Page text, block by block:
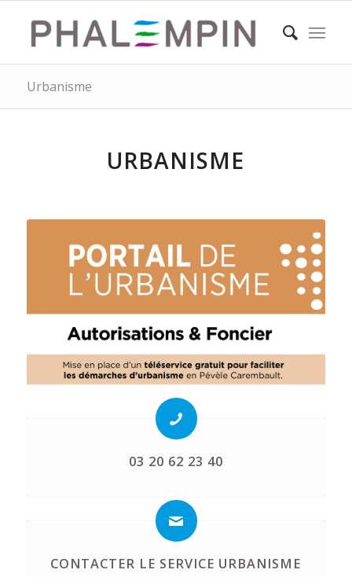
Urbanisme
URBANISME
03 20 62 23 40
CONTACTER LE SERVICE URBANISME